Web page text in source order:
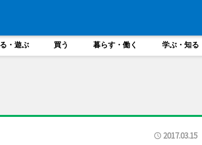
・遊ぶ 買う 暮らす・働く 学ぶ・知る
2017.03.15